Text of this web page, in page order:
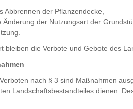
Abbrennen der Pflanzendecke,
Änderung der Nutzungsart der
bleiben die Verbote und Gebote des
nach § 3 sind Maßnahmen
Landschaftsbestandteiles dienen.